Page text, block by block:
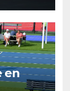
en